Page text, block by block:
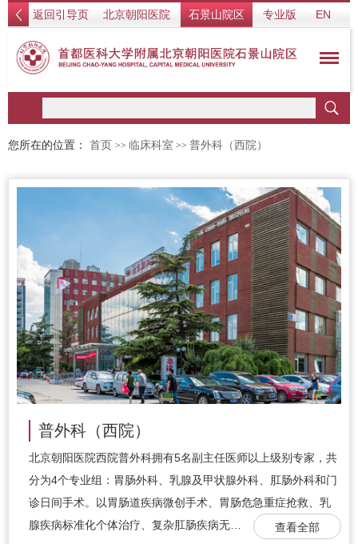
返回引导页 北京朝阳医院 石景山院区 专业版 EN
您所在的位置： 首页 >> 临床科室 >> 普外科（西院）
普外科（西院）
北京朝阳医院西院普外科拥有5名副主任医师以上级别专家，共
分为4个专业组：胃肠外科、乳腺及甲状腺外科、肛肠外科和门
诊日间手术。以胃肠道疾病微创手术、胃肠危急重症抢救、乳
腺疾病标准化个体治疗、复杂肛肠疾病无…
查看全部